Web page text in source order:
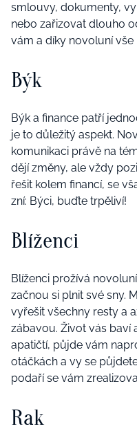
smlouvy, dokumenty,
nebo zařizovat dlouho
vám a díky novoluní vše
Býk
Býk a finance patří
je to důležitý aspekt.
komunikaci právě na
dějí změny, ale vždy
řešit kolem financí, se
zní: Býci, buďte trpěliví!
Blíženci
Blíženci prožívá
začnou si plnit své sny.
vyřešit všechny resty a
zábavou. Život vás baví
apatičtí, půjde vám
otáčkách a vy se
podaří se vám
Rak